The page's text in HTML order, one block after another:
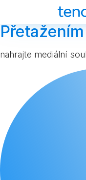
nahrajte mediální